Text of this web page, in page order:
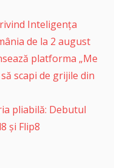
Inteligența
de la 2 august
platforma „Me
scapi de grijile din
pliabilă: Debutul
și Flip8